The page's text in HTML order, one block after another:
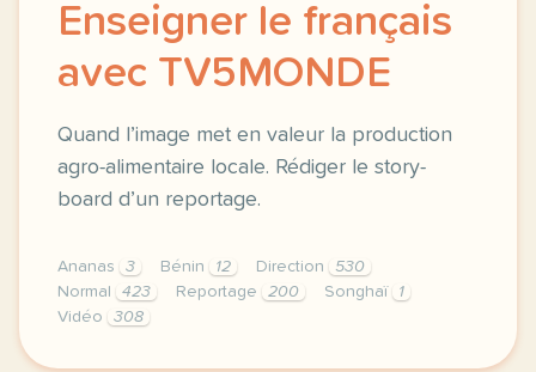
Enseigner le français
avec TV5MONDE
Quand l’image met en valeur la production
agro-alimentaire locale. Rédiger le story-
board d’un reportage.
Ananas 3 Bénin 12 Direction
530
Normal
423 Reportage 200 Songhaï
1
Vidéo
308
didomi host didomi components button cursor